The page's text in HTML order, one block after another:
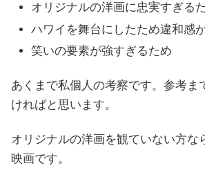
オリジナルの洋画に忠実すぎる
ハワイを舞台にしたため違和感
笑いの要素が強すぎるため
あくまで私個人の考察です。参考ま
ければと思います。
オリジナルの洋画を観ていない方な
映画です。